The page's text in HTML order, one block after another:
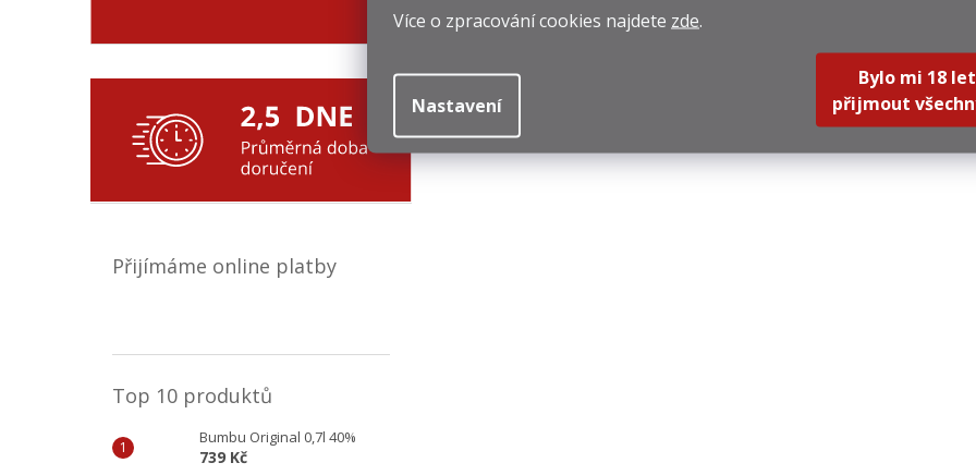
Více o zpracování cookies najdete zde.
Nastavení
Bylo mi 18
přijmout
Přijímáme online platby
Top 10 produktů
Bumbu Original 0,7l 40%
739 Kč
Měrná
cena:
641,43 Kč / 1 l
cena:
Do